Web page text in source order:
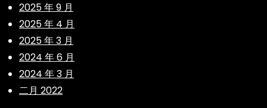
2025 年 9 月
2025 年 4 月
2025 年 3 月
2024 年 6 月
2024 年 3 月
二月 2022